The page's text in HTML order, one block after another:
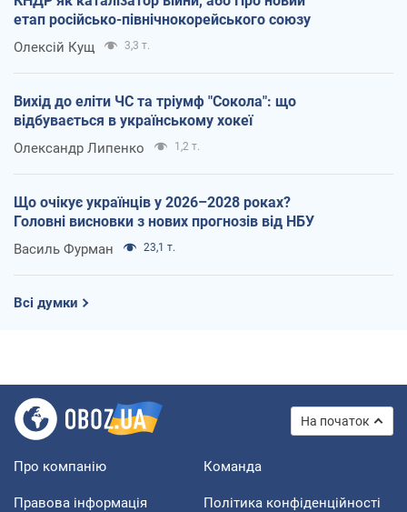
етап російсько-північнокорейського союзу
Олексій Кущ 3,3 т.
Вихід до еліти ЧС та тріумф "Сокола": що
відбувається в українському хокеї
Олександр Липенко 1,2 т.
Що очікує українців у 2026–2028 роках?
Головні висновки з нових прогнозів від НБУ
Василь Фурман 23,1 т.
Всі думки
На початок
Про компанію Команда
Правова інформація Політика конфіденційності